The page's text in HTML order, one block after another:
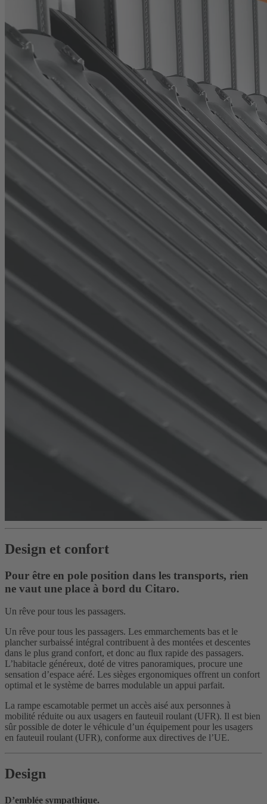
Design et confort
Pour être en pole position dans les transports, rien
ne vaut une place à bord du Citaro.
Un rêve pour tous les passagers.
Un rêve pour tous les passagers. Les emmarchements bas et le
plancher surbaissé intégral contribuent à des montées et descentes
dans le plus grand confort, et donc au flux rapide des passagers.
L’habitacle généreux, doté de vitres panoramiques, procure une
sensation d’espace aéré. Les sièges ergonomiques offrent un confort
optimal et le système de barres modulable un appui parfait.
La rampe escamotable permet un accès aisé aux personnes à
mobilité réduite ou aux usagers en fauteuil roulant (UFR). Il est bien
sûr possible de doter le véhicule d’un équipement pour les usagers
en fauteuil roulant (UFR), conforme aux directives de l’UE.
Design
D’emblée sympathique.